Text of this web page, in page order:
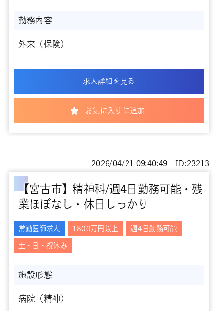
勤務内容
外来（保険）
求人詳細を見る
お気に入りに追加
【宮古市】精神科/週4日勤務可能・残
業ほぼなし・休日しっかり
2026/04/21 09:40:49 ID:23213
常勤医師求人 1800万円以上 週4日勤務可能
土・日・祝休み
施設形態
病院（精神）